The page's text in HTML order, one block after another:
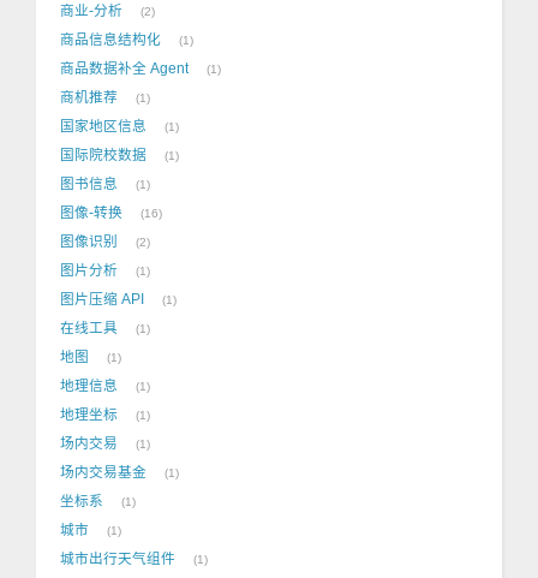
商业-分析 2
商品信息结构化 1
商品数据补全 Agent 1
商机推荐 1
国家地区信息 1
国际院校数据 1
图书信息 1
图像-转换 16
图像识别 2
图片分析 1
图片压缩 API 1
在线工具 1
地图 1
地理信息 1
地理坐标 1
场内交易 1
场内交易基金 1
坐标系 1
城市 1
城市出行天气组件 1